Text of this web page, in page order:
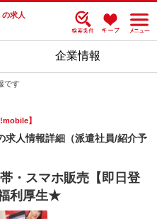
の求人
企業情報
です
】
求人情報詳細（派遣社員/紹介予
・スマホ販売【即日登
利厚生★